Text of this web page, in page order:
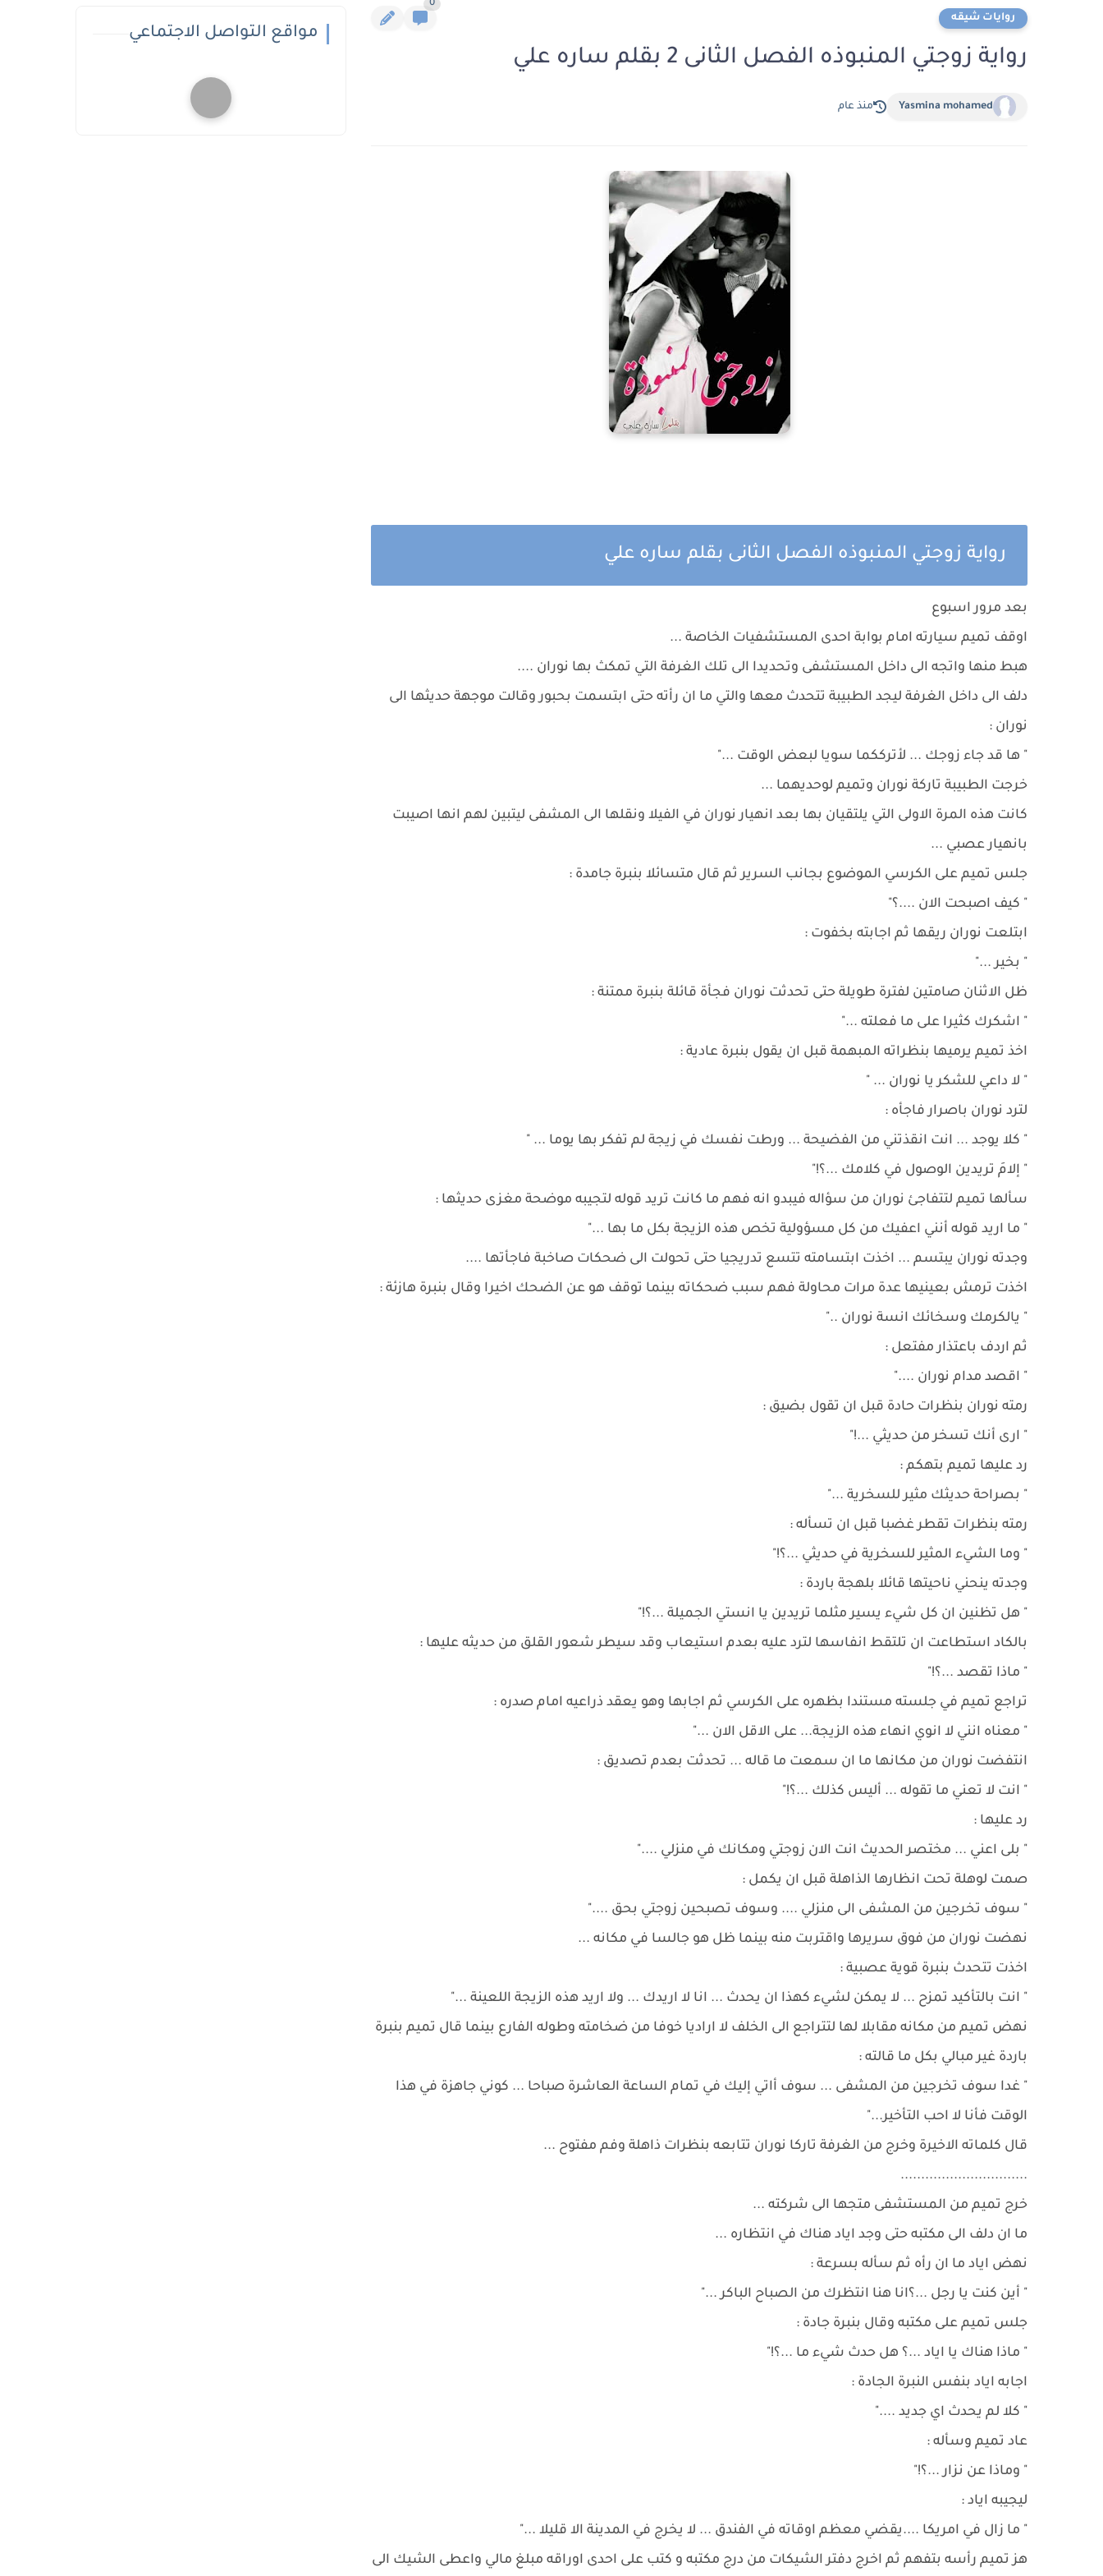
روايات شيقه
0
رواية زوجتي المنبوذه الفصل الثانى 2 بقلم ساره علي
Yasmina mohamed منذ عام
رواية زوجتي المنبوذه الفصل الثانى بقلم ساره علي
بعد مرور اسبوع
اوقف تميم سيارته امام بوابة احدى المستشفيات الخاصة ...
هبط منها واتجه الى داخل المستشفى وتحديدا الى تلك الغرفة التي تمكث بها نوران ....
دلف الى داخل الغرفة ليجد الطبيبة تتحدث معها والتي ما ان رأته حتى ابتسمت بحبور وقالت موجهة حديثها الى
نوران :
" ها قد جاء زوجك ... لأترككما سويا لبعض الوقت ..."
خرجت الطبيبة تاركة نوران وتميم لوحديهما ...
كانت هذه المرة الاولى التي يلتقيان بها بعد انهيار نوران في الفيلا ونقلها الى المشفى ليتبين لهم انها اصيبت
بانهيار عصبي ...
جلس تميم على الكرسي الموضوع بجانب السرير ثم قال متسائلا بنبرة جامدة :
" كيف اصبحت الان ....؟"
ابتلعت نوران ريقها ثم اجابته بخفوت :
" بخير ..."
ظل الاثنان صامتين لفترة طويلة حتى تحدثت نوران فجأة قائلة بنبرة ممتنة :
" اشكرك كثيرا على ما فعلته ..."
اخذ تميم يرميها بنظراته المبهمة قبل ان يقول بنبرة عادية :
" لا داعي للشكر يا نوران ... "
لترد نوران باصرار فاجأه :
" كلا يوجد ... انت انقذتني من الفضيحة ... ورطت نفسك في زيجة لم تفكر بها يوما ... "
" إلامَ تريدين الوصول في كلامك ...؟!"
سألها تميم لتتفاجئ نوران من سؤاله فيبدو انه فهم ما كانت تريد قوله لتجيبه موضحة مغزى حديثها :
" ما اريد قوله أنني اعفيك من كل مسؤولية تخص هذه الزيجة بكل ما بها ..."
وجدته نوران يبتسم ... اخذت ابتسامته تتسع تدريجيا حتى تحولت الى ضحكات صاخبة فاجأتها ....
اخذت ترمش بعينيها عدة مرات محاولة فهم سبب ضحكاته بينما توقف هو عن الضحك اخيرا وقال بنبرة هازئة :
" يالكرمك وسخائك انسة نوران .."
ثم اردف باعتذار مفتعل :
" اقصد مدام نوران ...."
رمته نوران بنظرات حادة قبل ان تقول بضيق :
" ارى أنك تسخر من حديثي ...!"
رد عليها تميم بتهكم :
" بصراحة حديثك مثير للسخرية ..."
رمته بنظرات تقطر غضبا قبل ان تسأله :
" وما الشيء المثير للسخرية في حديثي ...؟!"
وجدته ينحني ناحيتها قائلا بلهجة باردة :
" هل تظنين ان كل شيء يسير مثلما تريدين يا انستي الجميلة ...؟!"
بالكاد استطاعت ان تلتقط انفاسها لترد عليه بعدم استيعاب وقد سيطر شعور القلق من حديثه عليها :
" ماذا تقصد ...؟!"
تراجع تميم في جلسته مستندا بظهره على الكرسي ثم اجابها وهو يعقد ذراعيه امام صدره :
" معناه انني لا انوي انهاء هذه الزيجة... على الاقل الان ..."
انتفضت نوران من مكانها ما ان سمعت ما قاله ... تحدثت بعدم تصديق :
" انت لا تعني ما تقوله ... أليس كذلك ...؟!"
رد عليها :
" بلى اعني ... مختصر الحديث انت الان زوجتي ومكانك في منزلي ...."
صمت لوهلة تحت انظارها الذاهلة قبل ان يكمل :
" سوف تخرجين من المشفى الى منزلي .... وسوف تصبحين زوجتي بحق ...."
نهضت نوران من فوق سريرها واقتربت منه بينما ظل هو جالسا في مكانه ...
اخذت تتحدث بنبرة قوية عصبية :
" انت بالتأكيد تمزح ... لا يمكن لشيء كهذا ان يحدث ... انا لا اريدك ... ولا اريد هذه الزيجة اللعينة ..."
نهض تميم من مكانه مقابلا لها لتتراجع الى الخلف لا اراديا خوفا من ضخامته وطوله الفارع بينما قال تميم بنبرة
باردة غير مبالي بكل ما قالته :
" غدا سوف تخرجين من المشفى ... سوف أاتي إليك في تمام الساعة العاشرة صباحا ... كوني جاهزة في هذا
الوقت فأنا لا احب التأخير..."
قال كلماته الاخيرة وخرج من الغرفة تاركا نوران تتابعه بنظرات ذاهلة وفم مفتوح ...
...............................
خرج تميم من المستشفى متجها الى شركته ...
ما ان دلف الى مكتبه حتى وجد اياد هناك في انتظاره ...
نهض اياد ما ان رأه ثم سأله بسرعة :
" أين كنت يا رجل ...؟انا هنا انتظرك من الصباح الباكر ..."
جلس تميم على مكتبه وقال بنبرة جادة :
" ماذا هناك يا اياد ...؟ هل حدث شيء ما ...؟!"
اجابه اياد بنفس النبرة الجادة :
" كلا لم يحدث اي جديد ...."
عاد تميم وسأله :
" وماذا عن نزار ...؟!"
ليجيبه اياد :
" ما زال في امريكا ....يقضي معظم اوقاته في الفندق ... لا يخرج في المدينة الا قليلا ..."
هز تميم رأسه بتفهم ثم اخرج دفتر الشيكات من درج مكتبه و كتب على احدى اوراقه مبلغ مالي واعطى الشيك الى
مواقع التواصل الاجتماعي